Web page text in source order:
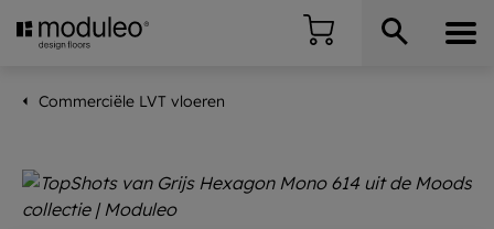
Commerciële LVT vloeren